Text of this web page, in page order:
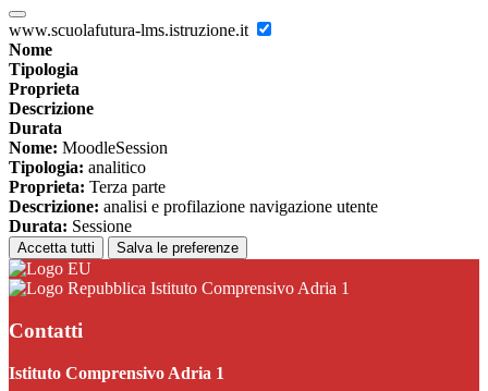
www.scuolafutura-lms.istruzione.it
Nome
Tipologia
Proprieta
Descrizione
Durata
Nome: MoodleSession
Tipologia: analitico
Proprieta: Terza parte
Descrizione: analisi e profilazione navigazione utente
Durata: Sessione
Accetta tutti Salva le preferenze
Istituto Comprensivo Adria 1
Contatti
Istituto Comprensivo Adria 1